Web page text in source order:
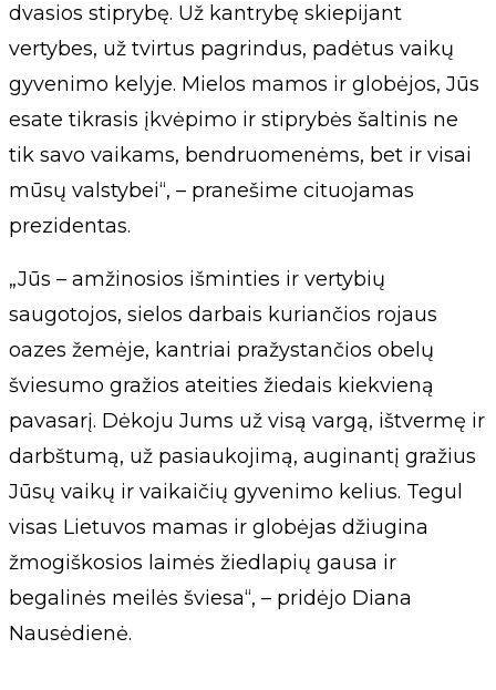
dvasios stiprybę. Už kantrybę skiepijant
vertybes, už tvirtus pagrindus, padėtus vaikų
gyvenimo kelyje. Mielos mamos ir globėjos, Jūs
esate tikrasis įkvėpimo ir stiprybės šaltinis ne
tik savo vaikams, bendruomenėms, bet ir visai
mūsų valstybei“, – pranešime cituojamas
prezidentas.
„Jūs – amžinosios išminties ir vertybių
saugotojos, sielos darbais kuriančios rojaus
oazes žemėje, kantriai pražystančios obelų
šviesumo gražios ateities žiedais kiekvieną
pavasarį. Dėkoju Jums už visą vargą, ištvermę ir
darbštumą, už pasiaukojimą, auginantį gražius
Jūsų vaikų ir vaikaičių gyvenimo kelius. Tegul
visas Lietuvos mamas ir globėjas džiugina
žmogiškosios laimės žiedlapių gausa ir
begalinės meilės šviesa“, – pridėjo Diana
Nausėdienė.